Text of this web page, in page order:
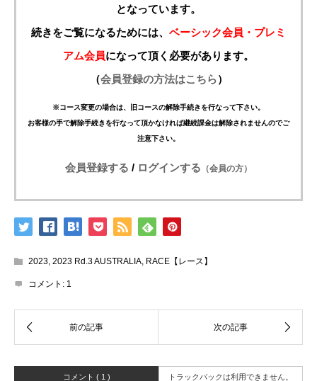
となっています。
続きをご覧になるためには、 ベーシック会員・プレミ
アム会員になって頂く必要があります。
（会員登録の方法はこちら）
※コース変更の場合は、旧コースの解除手続きを行なって下さい。
お客様の手で解除手続きを行なって頂かなければ継続課金は解除されませんのでご
注意下さい。
会員登録する / ログインする （会員の方）
2023, 2023 Rd.3 AUSTRALIA, RACE【レース】
コメント: 1
コメント ( 1 ) トラックバックは利用できません。